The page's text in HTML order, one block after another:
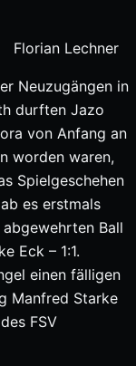
Florian Lechner
Neuzugängen in
durften Jazo
von Anfang an
worden waren,
Spielgeschehen
es erstmals
Ball
Eck – 1:1.
einen fälligen
Manfred Starke
FSV